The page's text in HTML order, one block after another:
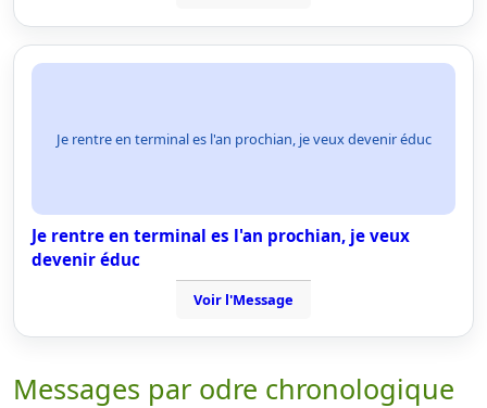
Je rentre en terminal es l'an prochian, je veux devenir éduc
Je rentre en terminal es l'an prochian, je veux
devenir éduc
Voir l'Message
Messages par odre chronologique